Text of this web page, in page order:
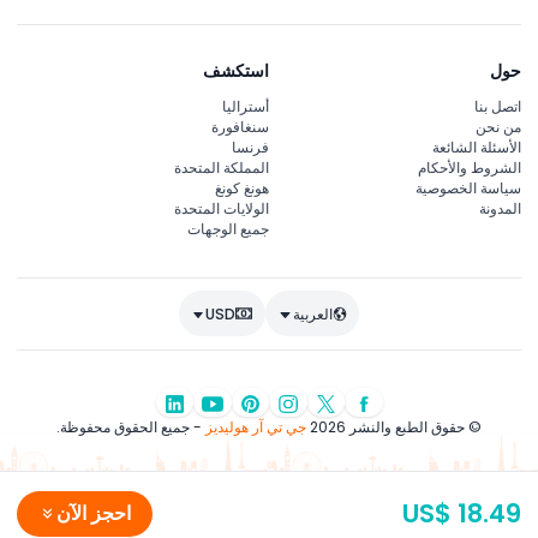
US$ 18.49 احجز الآن
حول
اتصل بنا
من نحن
الأسئلة الشائعة
الشروط والأحكام
سياسة الخصوصية
المدونة
استكشف
أستراليا
سنغافورة
فرنسا
المملكة المتحدة
هونغ كونغ
الولايات المتحدة
جميع الوجهات
العربية USD
© حقوق الطبع والنشر 2026 جي تي آر هوليديز - جميع الحقوق محفوظة.